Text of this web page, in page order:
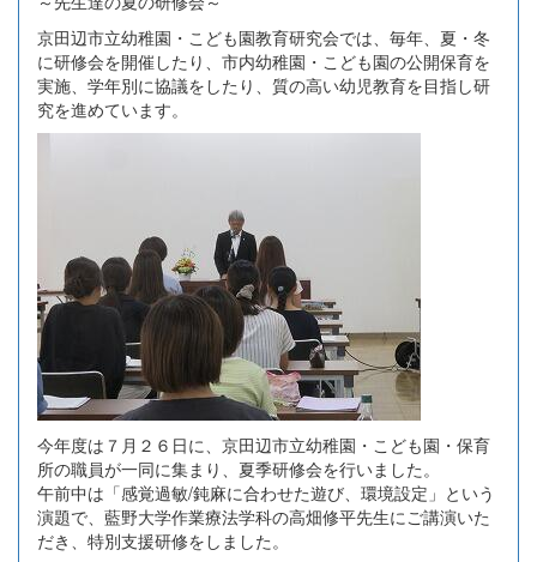
京田辺市立幼稚園・こども園教育研究会では、毎年、夏・冬
に研修会を開催したり、市内幼稚園・こども園の公開保育を
実施、学年別に協議をしたり、質の高い幼児教育を目指し研
究を進めています。
今年度は７月２６日に、京田辺市立幼稚園・こども園・保育
所の職員が一同に集まり、夏季研修会を行いました。
午前中は「感覚過敏/鈍麻に合わせた遊び、環境設定」という
演題で、藍野大学作業療法学科の高畑修平先生にご講演いた
だき、特別支援研修をしました。